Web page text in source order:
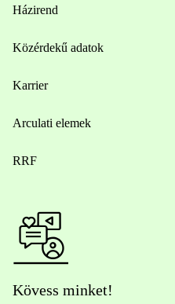
Házirend
Közérdekű adatok
Karrier
Arculati elemek
RRF
Kövess minket!